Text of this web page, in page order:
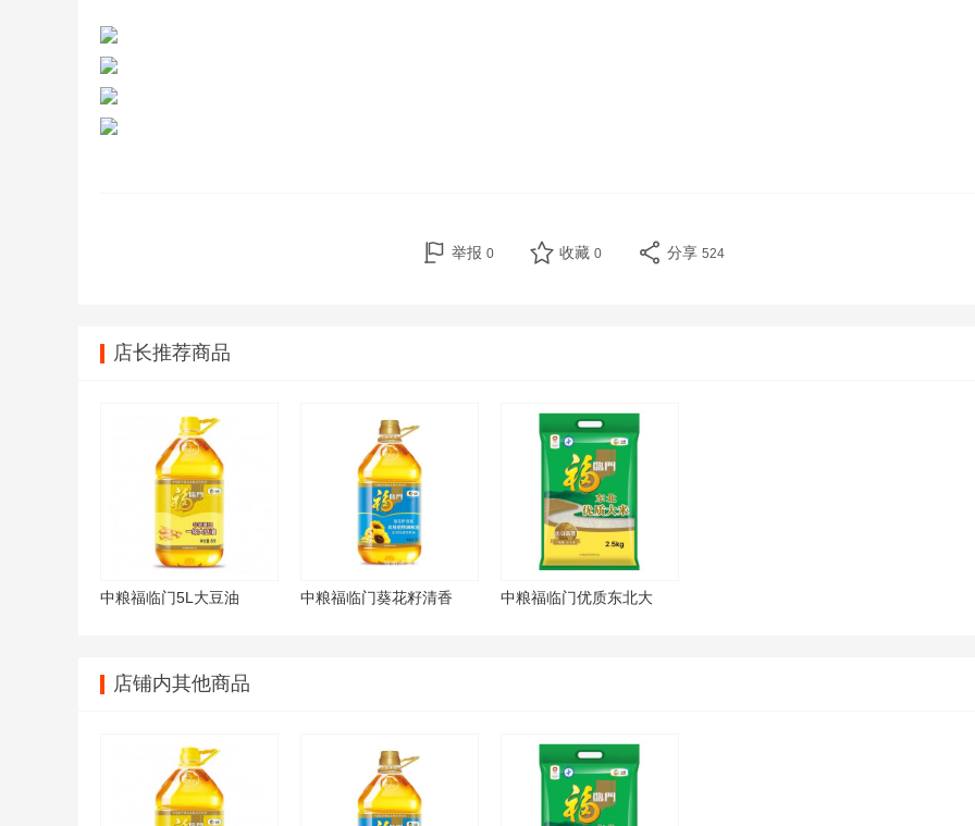
举报 0 收藏 0 分享 524
店长推荐商品
中粮福临门5L大豆油 中粮福临门葵花籽清香 中粮福临门优质东北大
店铺内其他商品